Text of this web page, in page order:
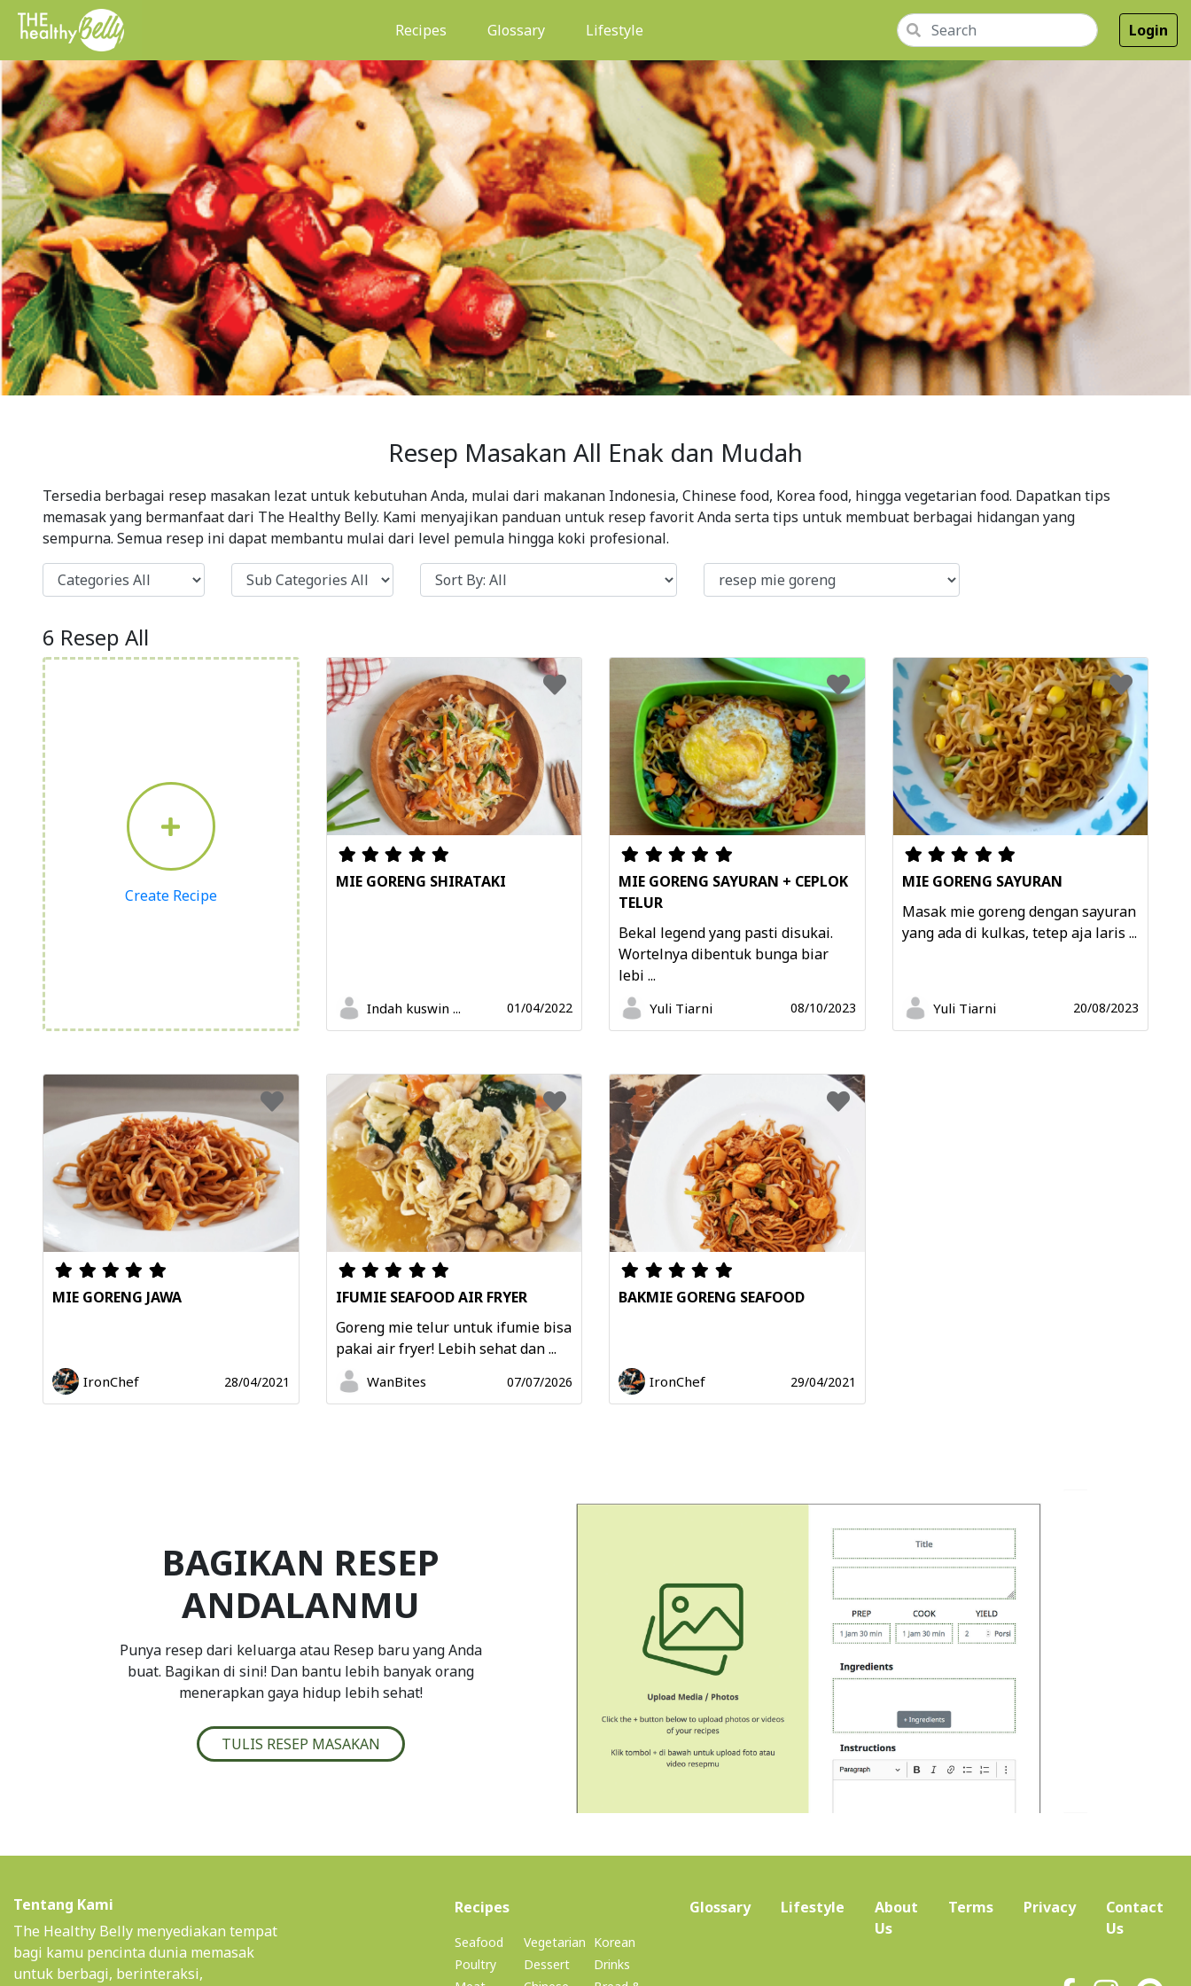
Recipes (current)Glossary Lifestyle Login
Resep Masakan All Enak dan Mudah
Tersedia berbagai resep masakan lezat untuk kebutuhan Anda, mulai dari makanan Indonesia, Chinese food, Korea food, hingga vegetarian food. Dapatkan tips
memasak yang bermanfaat dari The Healthy Belly. Kami menyajikan panduan untuk resep favorit Anda serta tips untuk membuat berbagai hidangan yang
sempurna. Semua resep ini dapat membantu mulai dari level pemula hingga koki profesional.
6 Resep All
Create Recipe
MIE GORENG SHIRATAKI
Indah kuswin ... 01/04/2022
MIE GORENG SAYURAN + CEPLOK
TELUR
Bekal legend yang pasti disukai.
Wortelnya dibentuk bunga biar
lebi ...
Yuli Tiarni 08/10/2023
MIE GORENG SAYURAN
Masak mie goreng dengan sayuran
yang ada di kulkas, tetep aja laris ...
Yuli Tiarni 20/08/2023
MIE GORENG JAWA
IronChef 28/04/2021
IFUMIE SEAFOOD AIR FRYER
Goreng mie telur untuk ifumie bisa
pakai air fryer! Lebih sehat dan ...
WanBites 07/07/2026
BAKMIE GORENG SEAFOOD
IronChef 29/04/2021
BAGIKAN RESEP
ANDALANMU
Punya resep dari keluarga atau Resep baru yang Anda
buat. Bagikan di sini! Dan bantu lebih banyak orang
menerapkan gaya hidup lebih sehat!
TULIS RESEP MASAKAN
Tentang Kami
The Healthy Belly menyediakan tempat
bagi kamu pencinta dunia memasak
untuk berbagi, berinteraksi,
Recipes(current)
Seafood
Poultry
Vegetarian
Dessert
Korean
Drinks
Glossary Lifestyle
About
Us(current)
Terms Privacy
Contact
Us